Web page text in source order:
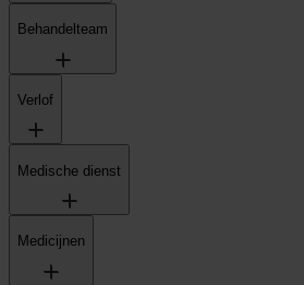
Behandelteam
Verlof
Medische dienst
Medicijnen